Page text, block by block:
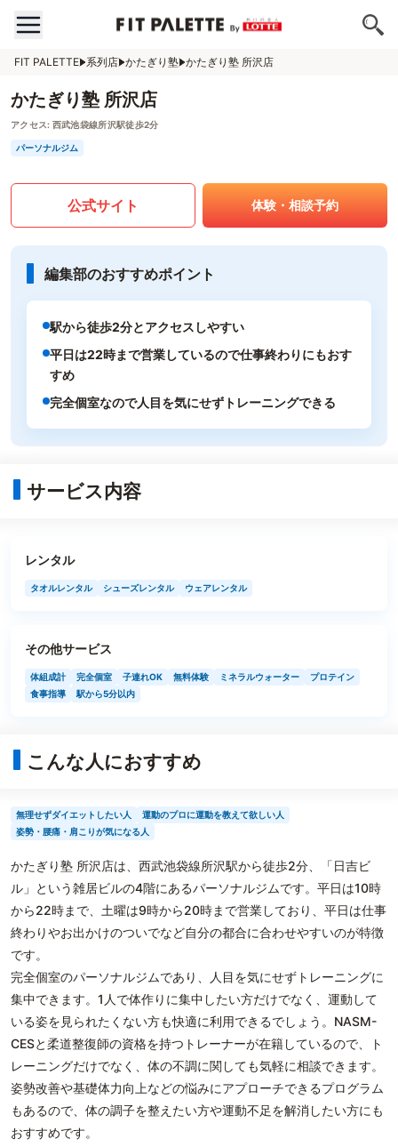
FIT PALETTE 系列店 かたぎり塾 かたぎり塾 所沢店
かたぎり塾 所沢店
アクセス: 西武池袋線所沢駅徒歩2分
パーソナルジム
公式サイト 体験・相談予約
編集部のおすすめポイント
駅から徒歩2分とアクセスしやすい
平日は22時まで営業しているので仕事終わりにもおす
すめ
完全個室なので人目を気にせずトレーニングできる
サービス内容
レンタル
タオルレンタル シューズレンタル ウェアレンタル
その他サービス
体組成計 完全個室 子連れOK 無料体験 ミネラルウォーター
プロテイン
食事指導
駅から5分以内
こんな人におすすめ
無理せずダイエットしたい人
運動のプロに運動を教えて欲しい人
姿勢・腰痛・肩こりが気になる人
かたぎり塾 所沢店は、西武池袋線所沢駅から徒歩2分、「日吉ビ
ル」という雑居ビルの4階にあるパーソナルジムです。平日は10時
から22時まで、土曜は9時から20時まで営業しており、平日は仕事
終わりやお出かけのついでなど自分の都合に合わせやすいのが特徴
です。
完全個室のパーソナルジムであり、人目を気にせずトレーニングに
集中できます。1人で体作りに集中したい方だけでなく、運動して
いる姿を見られたくない方も快適に利用できるでしょう。NASM-
CESと柔道整復師の資格を持つトレーナーが在籍しているので、ト
レーニングだけでなく、体の不調に関しても気軽に相談できます。
姿勢改善や基礎体力向上などの悩みにアプローチできるプログラム
もあるので、体の調子を整えたい方や運動不足を解消したい方にも
おすすめです。